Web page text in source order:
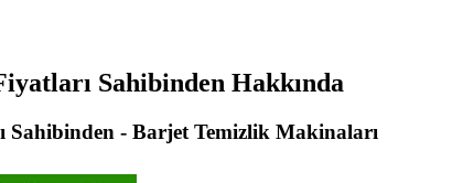
Sahibinden Hakkında
Sahibinden - Barjet Temizlik Makinaları